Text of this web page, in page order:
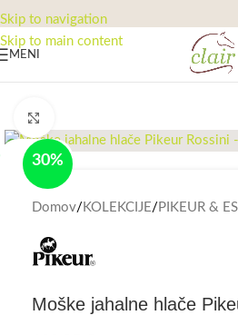
Skip to navigation
Skip to main content
MENI
-0%30%
Domov/ KOLEKCIJE/ PIKEUR &
Moške jahalne hlače